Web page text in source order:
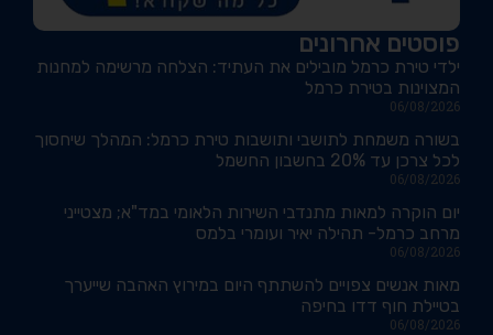
פוסטים אחרונים
ילדי טירת כרמל מובילים את העתיד: הצלחה מרשימה למחנות
המצוינות בטירת כרמל
06/08/2026
בשורה משמחת לתושבי ותושבות טירת כרמל: המהלך שיחסוך
לכל צרכן עד 20% בחשבון החשמל
06/08/2026
יום הוקרה למאות מתנדבי השירות הלאומי במד"א; מצטייני
מרחב כרמל- תהילה יאיר ועומרי בלמס
06/08/2026
מאות אנשים צפויים להשתתף היום במירוץ האהבה שייערך
בטיילת חוף דדו בחיפה
06/08/2026